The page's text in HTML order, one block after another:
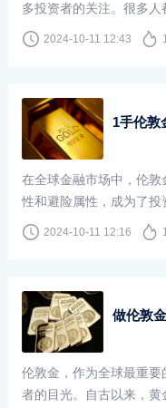
多投资者的关注。很多人
长，甚至梦想着一夜暴
易赚取了100万甚至更
进行深入探讨。
2024-10-11 12:43
1手伦敦
在全球金融市场中，伦
性和避险属性，成为了投
中，尤其是那些专注于
金的价格波动以及每一
2024-10-11 12:16
做伦敦
伦敦金，作为全球最重
者的目光。自古以来，黄